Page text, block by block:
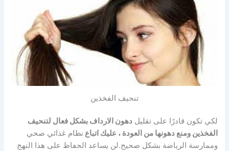
تنحيف الفخذين
لكي تكون قادرًا على تقليلدهون الارداف بشكل فعال لتنحيف
الفخذين ومنع دهونها من العودة ، عليك اتباع نظام غذائي صحي
وممارسة الرياضة بشكل صحيح.لن يساعد الحفاظ على هذا النهج